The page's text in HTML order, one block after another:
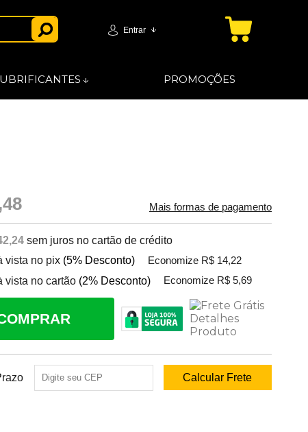
Entrar
PROMOÇÕES
Mais formas de pagamento
sem juros no cartão de crédito
vista no pix (5% Desconto) Economize R$ 14,22
vista no cartão (2% Desconto) Economize R$ 5,69